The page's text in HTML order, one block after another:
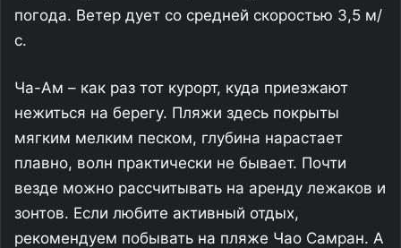
погода. Ветер дует со средней скоростью 3,5 м/
с.
Ча-Ам – как раз тот курорт, куда приезжают
нежиться на берегу. Пляжи здесь покрыты
мягким мелким песком, глубина нарастает
плавно, волн практически не бывает. Почти
везде можно рассчитывать на аренду лежаков и
зонтов. Если любите активный отдых,
рекомендуем побывать на пляже Чао Самран. А